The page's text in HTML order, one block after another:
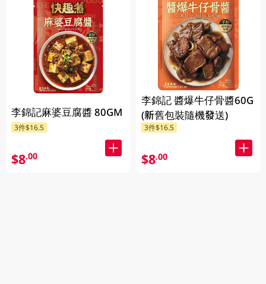
李錦記麻婆豆腐醬 80GM
3件$16.5
$8.00
李錦記 醬爆牛仔骨醬60G
(新舊包裝隨機發送)
3件$16.5
$8.00